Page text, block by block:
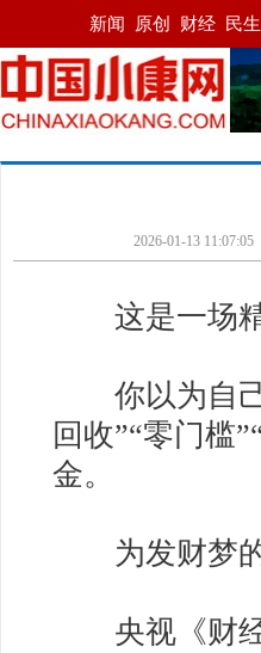
2026-01-13 11:07:05
这是一场精
你以为自己
回收”“零门槛
金。
为发财梦的
央视《财经